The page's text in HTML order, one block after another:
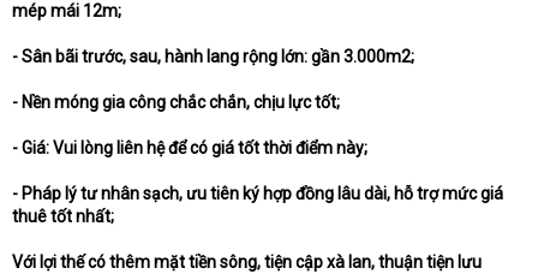
mép mái 12m;
- Sân bãi trước, sau, hành lang rộng lớn: gần 3.000m2;
- Nền móng gia công chắc chắn, chịu lực tốt;
- Giá: Vui lòng liên hệ để có giá tốt thời điểm này;
- Pháp lý tư nhân sạch, ưu tiên ký hợp đồng lâu dài, hỗ trợ mức giá
thuê tốt nhất;
Với lợi thế có thêm mặt tiền sông, tiện cập xà lan, thuận tiện lưu